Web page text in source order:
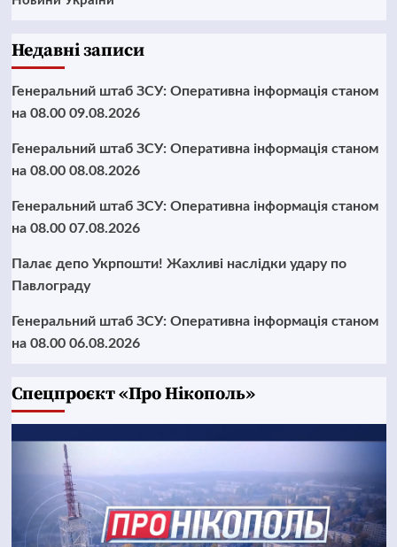
Недавні записи
Генеральний штаб ЗСУ: Оперативна інформація станом
на 08.00 09.08.2026
Генеральний штаб ЗСУ: Оперативна інформація станом
на 08.00 08.08.2026
Генеральний штаб ЗСУ: Оперативна інформація станом
на 08.00 07.08.2026
Палає депо Укрпошти! Жахливі наслідки удару по
Павлограду
Генеральний штаб ЗСУ: Оперативна інформація станом
на 08.00 06.08.2026
Cпецпроєкт «Про Нікополь»